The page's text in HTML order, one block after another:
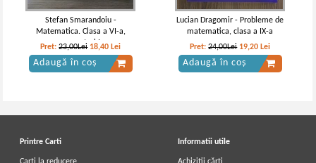
Stefan Smarandoiu -
Matematica. Clasa a VI-a,
semestrul I
Pret:23,00Lei 18,40 Lei
Adaugă în coș
Lucian Dragomir - Probleme de
matematica, clasa a IX-a
Pret:24,00Lei 19,20 Lei
Adaugă în coș
Printre Carti Informatii utile